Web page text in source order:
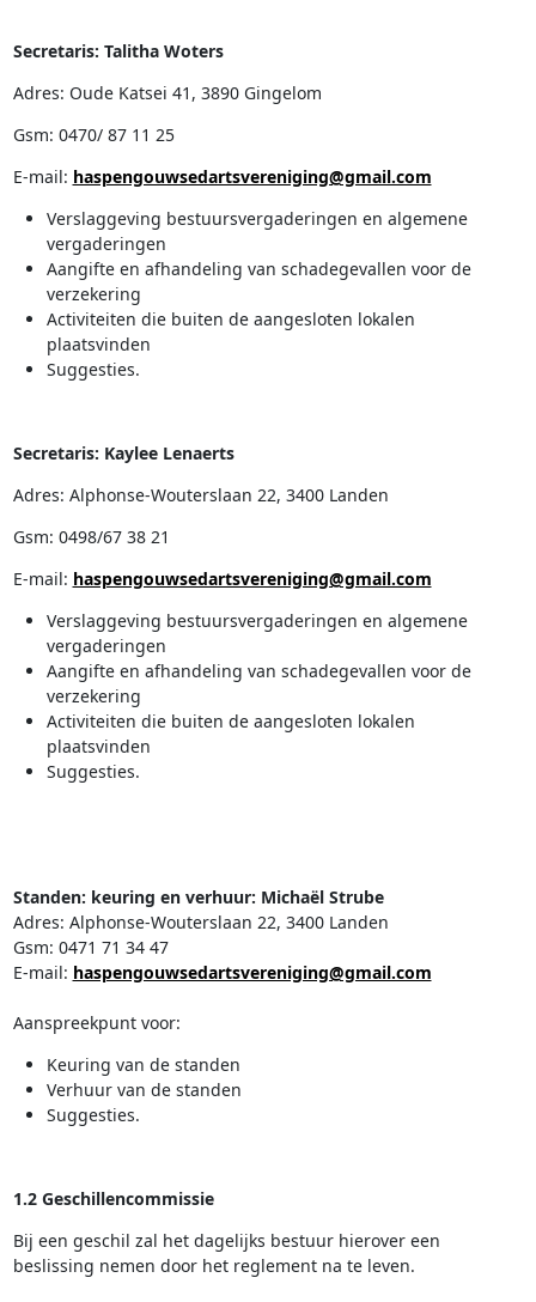
Secretaris: Talitha Woters
Adres: Oude Katsei 41, 3890 Gingelom
Gsm: 0470/ 87 11 25
E-mail: haspengouwsedartsvereniging@gmail.com
Verslaggeving bestuursvergaderingen en algemene
vergaderingen
Aangifte en afhandeling van schadegevallen voor de
verzekering
Activiteiten die buiten de aangesloten lokalen
plaatsvinden
Suggesties.
Secretaris: Kaylee Lenaerts
Adres: Alphonse-Wouterslaan 22, 3400 Landen
Gsm: 0498/67 38 21
E-mail: haspengouwsedartsvereniging@gmail.com
Verslaggeving bestuursvergaderingen en algemene
vergaderingen
Aangifte en afhandeling van schadegevallen voor de
verzekering
Activiteiten die buiten de aangesloten lokalen
plaatsvinden
Suggesties.
Standen: keuring en verhuur: Michaël Strube
Adres: Alphonse-Wouterslaan 22, 3400 Landen
Gsm: 0471 71 34 47
E-mail: haspengouwsedartsvereniging@gmail.com
Aanspreekpunt voor:
Keuring van de standen
Verhuur van de standen
Suggesties.
1.2 Geschillencommissie
Bij een geschil zal het dagelijks bestuur hierover een
beslissing nemen door het reglement na te leven.